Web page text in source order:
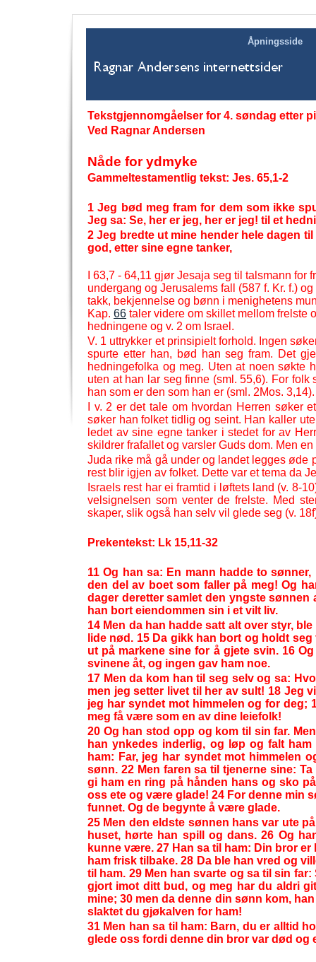
Åpningsside
Tekstgjennomgåelser for 4. søndag etter
Ved Ragnar Andersen
Nåde for ydmyke
Gammeltestamentlig tekst: Jes. 65,1-2
1 Jeg bød meg fram for dem som ikke
Jeg sa: Se, her er jeg, her er jeg! til et
2 Jeg bredte ut mine hender hele dagen
god, etter sine egne tanker,
I 63,7 - 64,11 gjør Jesaja seg til talsmann for
undergang og Jerusalems fall (587 f. Kr. f.)
takk, bekjennelse og bønn i menighetens
Kap. 66 taler videre om skillet mellom frelste
hedningene og v. 2 om Israel.
V. 1 uttrykker et prinsipielt forhold. Ingen
spurte etter han, bød han seg fram. Det
hedningefolka og meg. Uten at noen søkte
uten at han lar seg finne (sml. 55,6). For
han som er den som han er (sml. 2Mos. 3,14).
I v. 2 er det tale om hvordan Herren søker
søker han folket tidlig og seint. Han kaller
ledet av sine egne tanker i stedet for av
skildrer frafallet og varsler Guds dom. Men
Juda rike må gå under og landet legges øde
rest blir igjen av folket. Dette var et tema da
Israels rest har ei framtid i løftets land (v. 8-
velsignelsen som venter de frelste. Med
skaper, slik også han selv vil glede seg (v.
Prekentekst: Lk 15,11-32
11 Og han sa: En mann hadde to
den del av boet som faller på meg! Og
dager deretter samlet den yngste
han bort eiendommen sin i et vilt liv.
14 Men da han hadde satt alt over styr,
lide nød. 15 Da gikk han bort og holdt
ut på markene sine for å gjete svin. 16
svinene åt, og ingen gav ham noe.
17 Men da kom han til seg selv og sa:
men jeg setter livet til her av sult! 18 Jeg
jeg har syndet mot himmelen og for deg;
meg få være som en av dine leiefolk!
20 Og han stod opp og kom til sin far.
han ynkedes inderlig, og løp og falt
ham: Far, jeg har syndet mot himmelen
sønn. 22 Men faren sa til tjenerne sine:
gi ham en ring på hånden hans og sko
oss ete og være glade! 24 For denne min
funnet. Og de begynte å være glade.
25 Men den eldste sønnen hans var ute
huset, hørte han spill og dans. 26 Og
kunne være. 27 Han sa til ham: Din bror
ham frisk tilbake. 28 Da ble han vred og
til ham. 29 Men han svarte og sa til sin
gjort imot ditt bud, og meg har du aldri
mine; 30 men da denne din sønn kom,
slaktet du gjøkalven for ham!
31 Men han sa til ham: Barn, du er alltid
glede oss fordi denne din bror var død og